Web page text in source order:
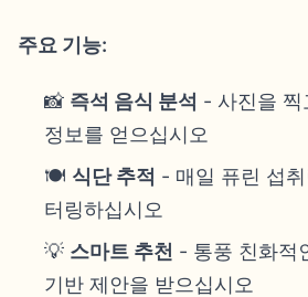
주요 기능:
📸 즉석 음식 분석 - 사진을 찍
정보를 얻으십시오
🍽️ 식단 추적 - 매일 퓨린 섭
터링하십시오
💡 스마트 추천 - 통풍 친화적
기반 제안을 받으십시오